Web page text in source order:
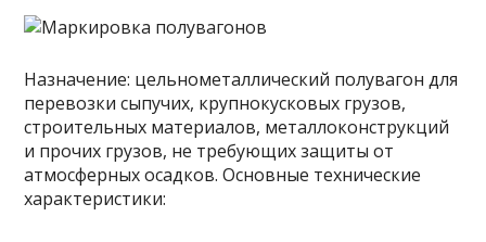
Назначение: цельнометаллический полувагон для
перевозки сыпучих, крупнокусковых грузов,
строительных материалов, металлоконструкций
и прочих грузов, не требующих защиты от
атмосферных осадков. Основные технические
характеристики: